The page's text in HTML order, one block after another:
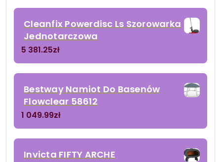
Cleanfix Powerdisc Ls Szorowarka
Jednotarczowa
5 381.25zł
Bestway Namiot Do Basenów
Flowclear 58612
1 049.99zł
Invicta FIFTY ARCHE